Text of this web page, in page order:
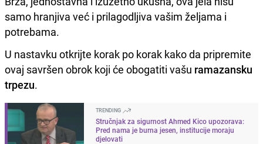
samo hranjiva već i prilagodljiva vašim željama i
potrebama.
U nastavku otkrijte korak po korak kako da pripremite
ovaj savršen obrok koji će obogatiti vašu ramazansku
trpezu.
TRENDING
Stručnjak za sigurnost Ahmed Kico upozorava:
Pred nama je burna jesen, institucije moraju
djelovati